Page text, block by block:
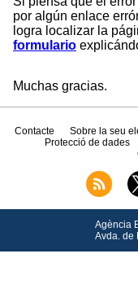
por algún enlace
logra localizar la
formulario
Muchas gracias.
Contacte Sobre la seu
Protecció de dades
Agència
Avda.de